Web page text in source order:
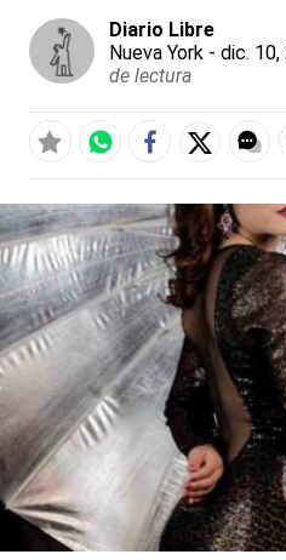
Diario Libre
Nueva York - dic. 10,
de lectura